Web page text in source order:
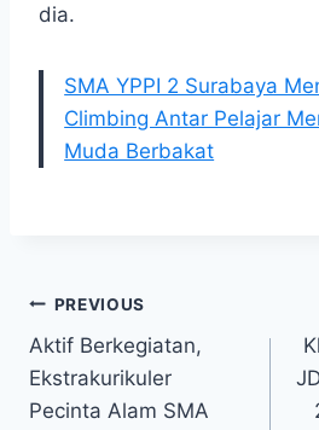
dia.
SMA YPPI 2 Surabaya
Climbing Antar Pelajar
Muda Berbakat
Post
navigation
PREVIOUS
Aktif Berkegiatan,
Ekstrakurikuler
Pecinta Alam SMA